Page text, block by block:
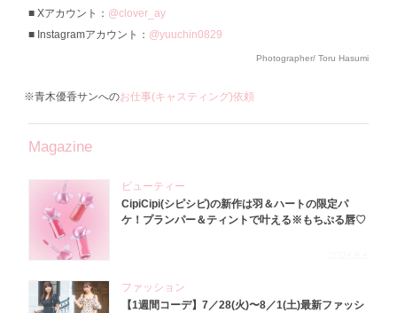
Xアカウント： @clover_ay
Instagramアカウント： @yuuchin0829
Photographer/ Toru Hasumi
※青木優香サンへのお仕事(キャスティング)依頼
Magazine
ビューティー
CipiCipi(シピシピ)の新作は羽＆ハートの限定パ
ケ！プランパー＆ティントで叶える※もちぷる唇♡
ファッション
【1週間コーデ】7／28(火)〜8／1(土)最新ファッシ